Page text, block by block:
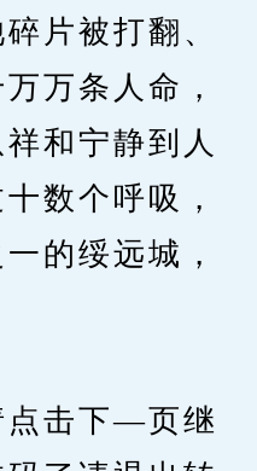
片被打翻、
万条人命，
和宁静到人
数个呼吸，
的绥远城，
击下—页继